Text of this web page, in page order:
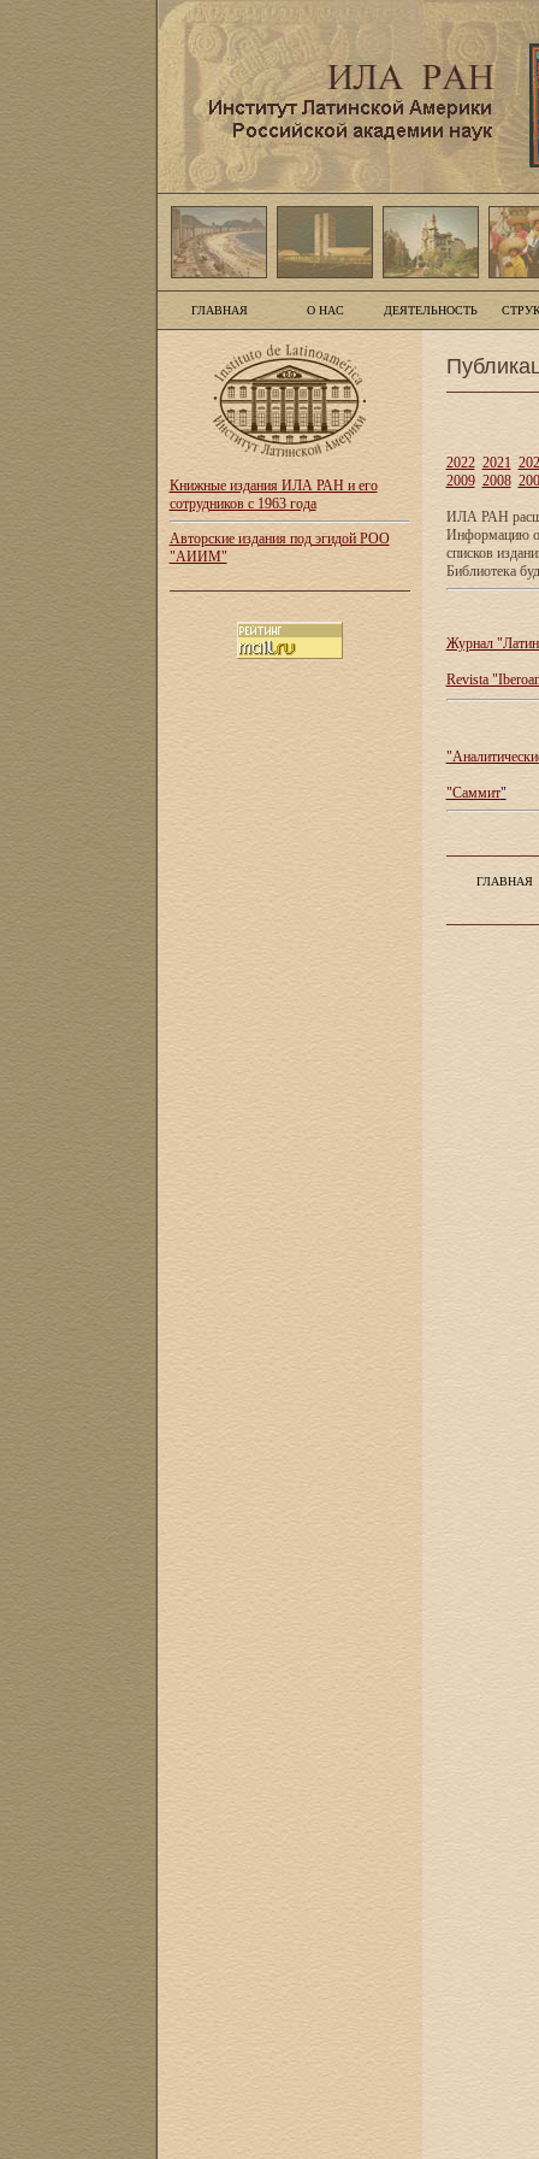
ГЛАВНАЯ О НАС ДЕЯТЕЛЬНОСТЬ
Книжные издания ИЛА РАН и его
сотрудников с 1963 года
Авторские издания под эгидой РОО
"АИИМ"
2022 2021
2009 2008
ИЛА РАН
Информацию о
списков
Библиотека
Журнал
Revista
"Саммит"
ГЛАВНАЯ